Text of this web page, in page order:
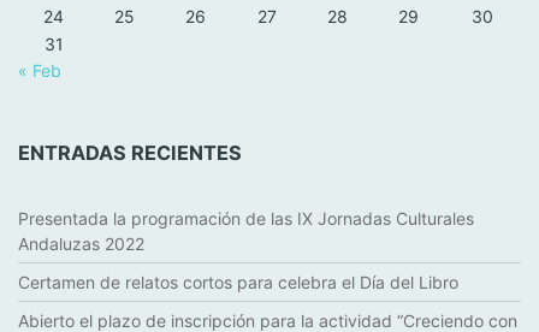
24
25 26 27 28 29
30
31
« Feb
ENTRADAS RECIENTES
Presentada la programación de las IX Jornadas Culturales
Andaluzas 2022
Certamen de relatos cortos para celebra el Día del Libro
Abierto el plazo de inscripción para la actividad “Creciendo con